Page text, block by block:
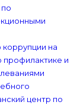
на
профилактике и
центр по